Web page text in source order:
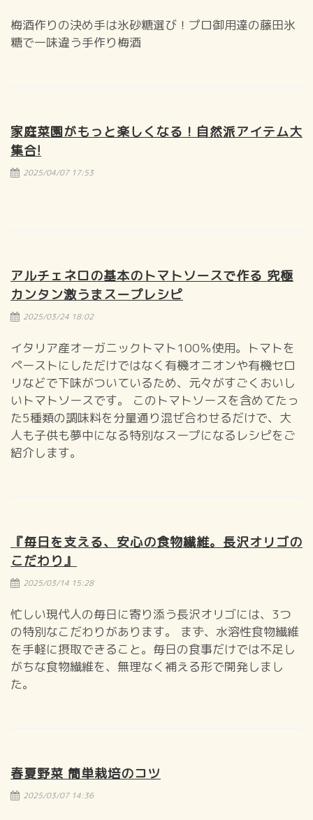
梅酒作りの決め手は氷砂糖選び！プロ御用達の藤田氷
糖で一味違う手作り梅酒
家庭菜園がもっと楽しくなる！自然派アイテム大
集合!
2025/04/07 17:53
アルチェネロの基本のトマトソースで作る 究極
カンタン激うまスープレシピ
2025/03/24 18:02
イタリア産オーガニックトマト100％使用。トマトを
ペーストにしただけではなく有機オニオンや有機セロ
リなどで下味がついているため、元々がすごくおいし
いトマトソースです。 このトマトソースを含めてたっ
た5種類の調味料を分量通り混ぜ合わせるだけで、大
人も子供も夢中になる特別なスープになるレシピをご
紹介します。
『毎日を支える、安心の食物繊維。長沢オリゴの
こだわり』
2025/03/14 15:28
忙しい現代人の毎日に寄り添う長沢オリゴには、3つ
の特別なこだわりがあります。 まず、水溶性食物繊維
を手軽に摂取できること。毎日の食事だけでは不足し
がちな食物繊維を、無理なく補える形で開発しまし
た。
春夏野菜 簡単栽培のコツ
2025/03/07 14:36